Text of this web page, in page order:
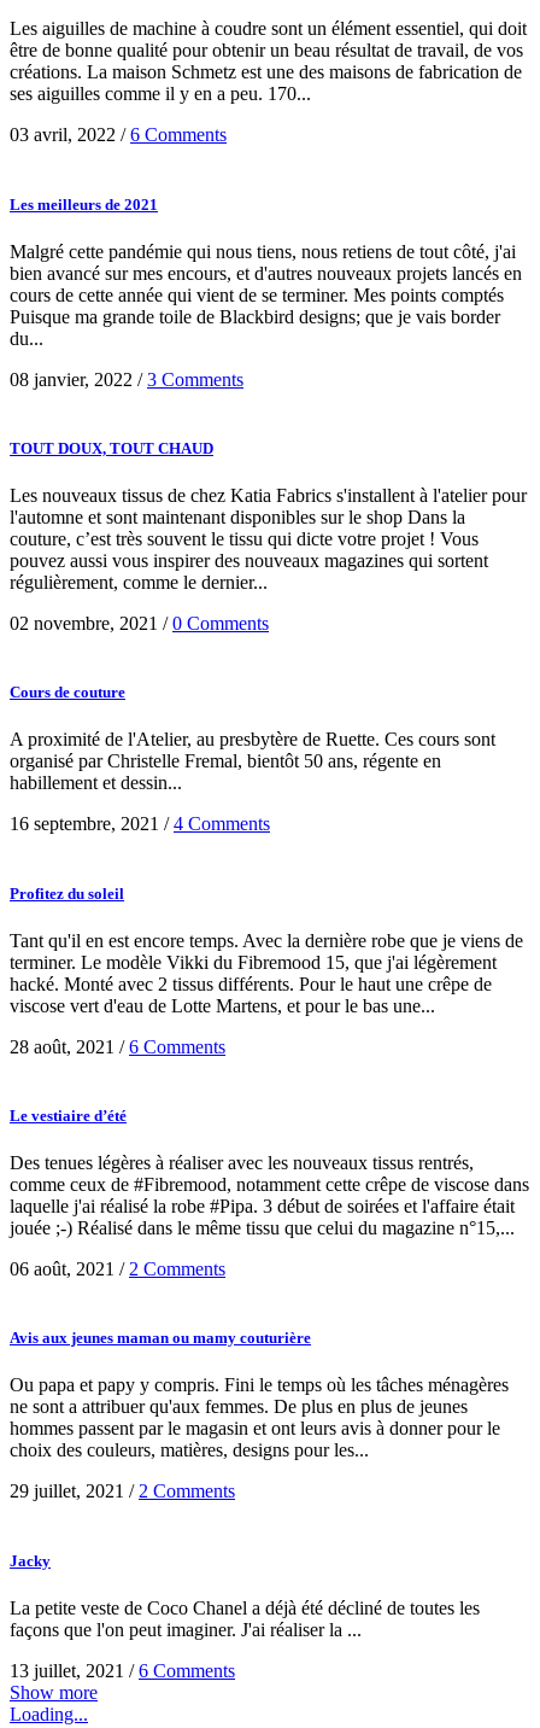
Les aiguilles de machine à coudre sont un élément essentiel, qui doit
être de bonne qualité pour obtenir un beau résultat de travail, de vos
créations. La maison Schmetz est une des maisons de fabrication de
ses aiguilles comme il y en a peu. 170...
03 avril, 2022 /6 Comments
Les meilleurs de 2021
Malgré cette pandémie qui nous tiens, nous retiens de tout côté, j'ai
bien avancé sur mes encours, et d'autres nouveaux projets lancés en
cours de cette année qui vient de se terminer. Mes points comptés
Puisque ma grande toile de Blackbird designs; que je vais border
du...
08 janvier, 2022 /3 Comments
TOUT DOUX, TOUT CHAUD
Les nouveaux tissus de chez Katia Fabrics s'installent à l'atelier pour
l'automne et sont maintenant disponibles sur le shop Dans la
couture, c’est très souvent le tissu qui dicte votre projet ! Vous
pouvez aussi vous inspirer des nouveaux magazines qui sortent
régulièrement, comme le dernier...
02 novembre, 2021 /0 Comments
Cours de couture
A proximité de l'Atelier, au presbytère de Ruette. Ces cours sont
organisé par Christelle Fremal, bientôt 50 ans, régente en
habillement et dessin...
16 septembre, 2021 /4 Comments
Profitez du soleil
Tant qu'il en est encore temps. Avec la dernière robe que je viens de
terminer. Le modèle Vikki du Fibremood 15, que j'ai légèrement
hacké. Monté avec 2 tissus différents. Pour le haut une crêpe de
viscose vert d'eau de Lotte Martens, et pour le bas une...
28 août, 2021 /6 Comments
Le vestiaire d’été
Des tenues légères à réaliser avec les nouveaux tissus rentrés,
comme ceux de #Fibremood, notamment cette crêpe de viscose dans
laquelle j'ai réalisé la robe #Pipa. 3 début de soirées et l'affaire était
jouée ;-) Réalisé dans le même tissu que celui du magazine n°15,...
06 août, 2021 / 2 Comments
Avis aux jeunes maman ou mamy couturière
Ou papa et papy y compris. Fini le temps où les tâches ménagères
ne sont a attribuer qu'aux femmes. De plus en plus de jeunes
hommes passent par le magasin et ont leurs avis à donner pour le
choix des couleurs, matières, designs pour les...
29 juillet, 2021 / 2 Comments
Jacky
La petite veste de Coco Chanel a déjà été décliné de toutes les
façons que l'on peut imaginer. J'ai réaliser la ...
13 juillet, 2021 /6 Comments
Show more
Loading...